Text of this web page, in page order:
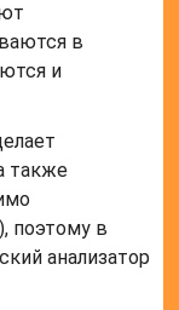
в
и
также
поэтому в
анализатор